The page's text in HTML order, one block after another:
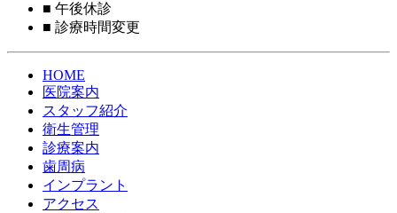
■ 午後休診
■ 診療時間変更
HOME
医院案内
スタッフ紹介
衛生管理
診療案内
歯周病
インプラント
アクセス